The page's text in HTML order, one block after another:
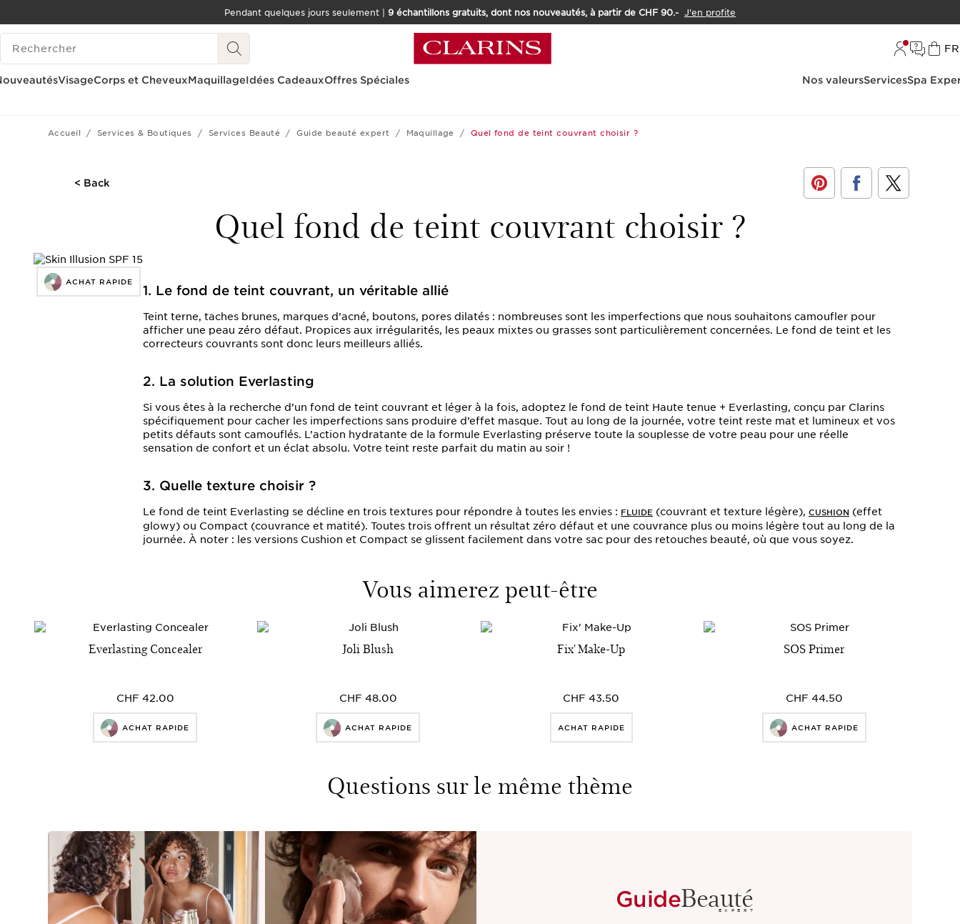
ALLER AU CONTENU
ALLER AU PIED DE PAGE
OUTIL D'ACCESSIBILITÉ
Pendant quelques jours seulement | 9 échantillons gratuits, dont nos nouveautés, à partir de CHF 90.- J'en profite
HISTORIQUE DES RECHERCHES
FR
VisageCorps et CheveuxMaquillageIdées CadeauxOffres Spéciales Nos valeursServicesSpa
Accueil Services & Boutiques Services Beauté Guide beauté expert Maquillage Quel fond de teint couvrant choisir ?
< Back
Quel fond de teint couvrant choisir ?
ACHAT RAPIDE
1. Le fond de teint couvrant, un véritable allié
Teint terne, taches brunes, marques d’acné, boutons, pores dilatés : nombreuses sont les imperfections que nous souhaitons camoufler pour
afficher une peau zéro défaut. Propices aux irrégularités, les peaux mixtes ou grasses sont particulièrement concernées. Le fond de teint et les
correcteurs couvrants sont donc leurs meilleurs alliés.
2. La solution Everlasting
Si vous êtes à la recherche d’un fond de teint couvrant et léger à la fois, adoptez le fond de teint Haute tenue + Everlasting, conçu par Clarins
spécifiquement pour cacher les imperfections sans produire d’effet masque. Tout au long de la journée, votre teint reste mat et lumineux et vos
petits défauts sont camouflés. L’action hydratante de la formule Everlasting préserve toute la souplesse de votre peau pour une réelle
sensation de confort et un éclat absolu. Votre teint reste parfait du matin au soir !
3. Quelle texture choisir ?
Le fond de teint Everlasting se décline en trois textures pour répondre à toutes les envies : FLUIDE (couvrant et texture légère), CUSHION (effet
glowy) ou Compact (couvrance et matité). Toutes trois offrent un résultat zéro défaut et une couvrance plus ou moins légère tout au long de la
journée. À noter : les versions Cushion et Compact se glissent facilement dans votre sac pour des retouches beauté, où que vous soyez.
Vous aimerez peut-être
Everlasting Concealer
CHF 42.00
ACHAT RAPIDE
Joli Blush
CHF 48.00
ACHAT RAPIDE
Fix' Make-Up
CHF 43.50
ACHAT RAPIDE
SOS Primer
CHF 44.50
ACHAT RAPIDE
Questions sur le même thème
GuideBeauté
EXPERT